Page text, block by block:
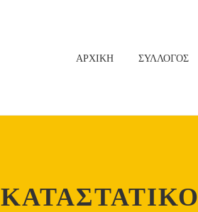
ΑΡΧΙΚΗ ΣΥΛΛΟΓΟΣ
ΚΑΤΑΣΤΑΤΙΚΟ